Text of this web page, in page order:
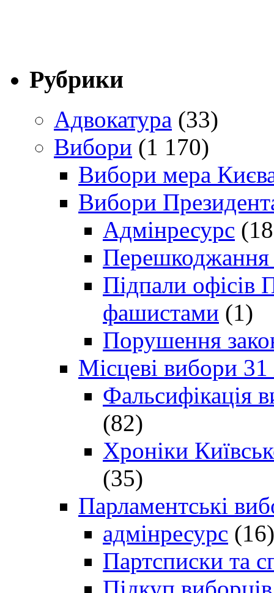
Рубрики
Адвокатура (33)
Вибори (1 170)
Вибори мера
Вибори
Адмінресурс
Перешкоджання
Підпали офісів
фашистами (1)
Порушення
Місцеві вибори
Фальсифікація
(82)
Хроніки
(35)
Парламентські
адмінресурс (16)
Партсписки та